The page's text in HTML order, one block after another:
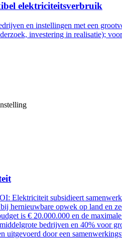
elektriciteitsverbruik
en instellingen met een
investering in realisatie);
Elektriciteit subsidieert
hernieuwbare opwek op land en
is € 20.000.000 en de
bedrijven en 40% voor
uitgevoerd door een